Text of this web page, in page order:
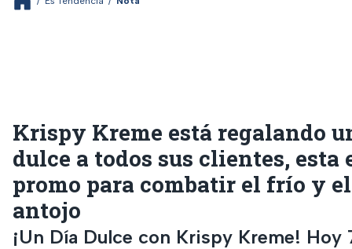
Krispy Kreme está regalando
dulce a todos sus clientes, esta
promo para combatir el frío y el
antojo
¡Un Día Dulce con Krispy Kreme! Hoy